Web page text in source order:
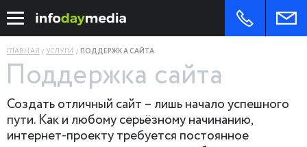
ГЛАВНАЯ УСЛУГИ ПОДДЕРЖКА САЙТА
Поддержка сайта
Создать отличный сайт – лишь начало успешного
пути. Как и любому серьёзному начинанию,
интернет-проекту требуется постоянное